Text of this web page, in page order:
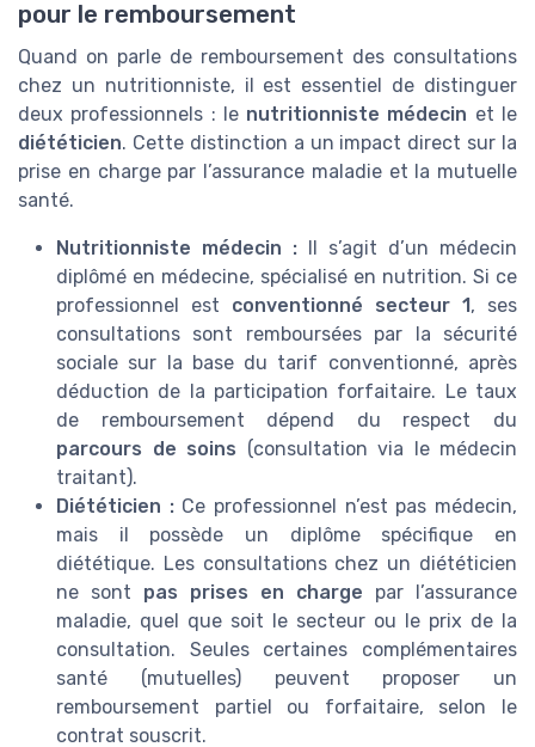
pour le remboursement
Quand on parle de remboursement des consultations
chez un nutritionniste, il est essentiel de distinguer
deux professionnels : le nutritionniste médecin et le
diététicien. Cette distinction a un impact direct sur la
prise en charge par l’assurance maladie et la mutuelle
santé.
Nutritionniste médecin : Il s’agit d’un médecin
diplômé en médecine, spécialisé en nutrition. Si ce
professionnel est conventionné secteur 1, ses
consultations sont remboursées par la sécurité
sociale sur la base du tarif conventionné, après
déduction de la participation forfaitaire. Le taux
de remboursement dépend du respect du
parcours de soins (consultation via le médecin
traitant).
Diététicien :Ce professionnel n’est pas médecin,
mais il possède un diplôme spécifique en
diététique. Les consultations chez un diététicien
ne sont pas prises en charge par l’assurance
maladie, quel que soit le secteur ou le prix de la
consultation. Seules certaines complémentaires
santé (mutuelles) peuvent proposer un
remboursement partiel ou forfaitaire, selon le
contrat souscrit.